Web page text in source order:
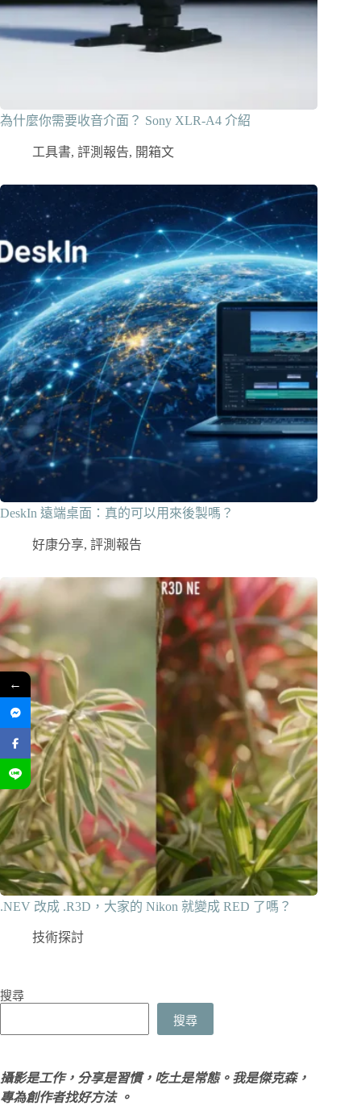
為什麼你需要收音介面？ Sony XLR-A4 介紹
工具書, 評測報告, 開箱文
DeskIn 遠端桌面：真的可以用來後製嗎？
好康分享, 評測報告
.NEV 改成 .R3D，大家的 Nikon 就變成 RED 了嗎？
技術探討
搜尋
搜尋
攝影是工作，分享是習慣，吃土是常態。我是傑克森，
專為創作者找好方法 。
←